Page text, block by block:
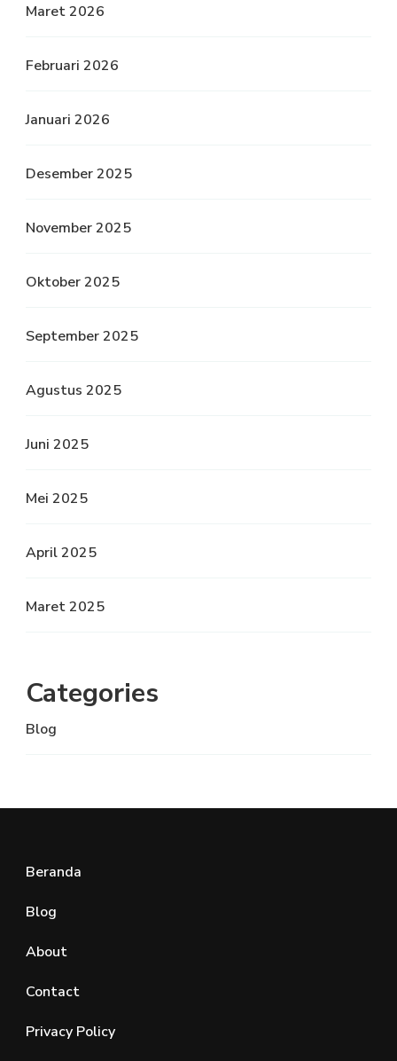
Maret 2026
Februari 2026
Januari 2026
Desember 2025
November 2025
Oktober 2025
September 2025
Agustus 2025
Juni 2025
Mei 2025
April 2025
Maret 2025
Categories
Blog
Beranda
Blog
About
Contact
Privacy Policy